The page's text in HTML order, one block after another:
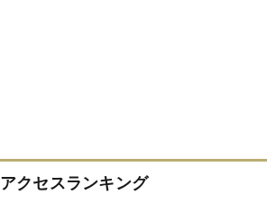
アクセスランキング